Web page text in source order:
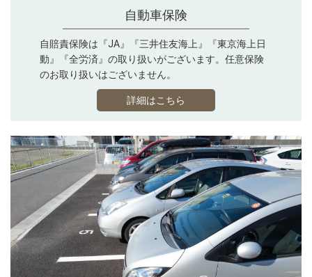
自動車保険
自賠責保険は『JA』『三井住友海上』『東京海上日
動』『全労済』の取り扱いがございます。任意保険
のお取り扱いはございません。
詳細はこちら